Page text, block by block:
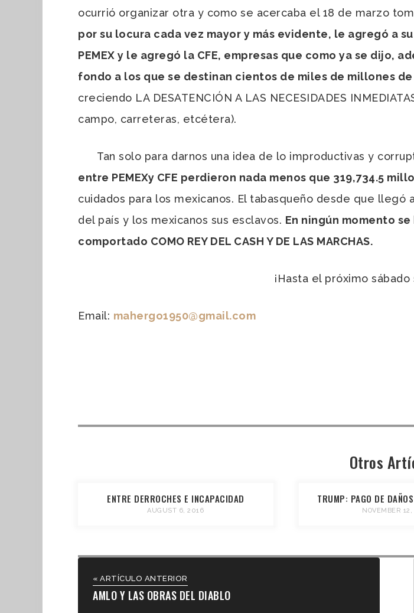
ocurrió organizar otra y como se acercaba el 18 de marzo
por su locura cada vez mayor y más evidente, le agregó a su
PEMEX y le agregó la CFE, empresas que como ya se dijo,
fondo a los que se destinan cientos de miles de millones de
creciendo LA DESATENCIÓN A LAS NECESIDADES
campo, carreteras, etcétera).
Tan solo para darnos una idea de lo improductivas y
entre PEMEXy CFE perdieron nada menos que 319,734.5
cuidados para los mexicanos. El tabasqueño desde que
del país y los mexicanos sus esclavos. En ningún momento
comportado COMO REY DEL CASH Y DE LAS MARCHAS.
¡Hasta el próximo
Email: mahergo1950@gmail.com
Otros
ENTRE DERROCHES E INCAPACIDAD
AUGUST 6, 2016
TRUMP: PAGO DE
NOVEMBER
« ARTÍCULO ANTERIOR
AMLO Y LAS OBRAS DEL DIABLO